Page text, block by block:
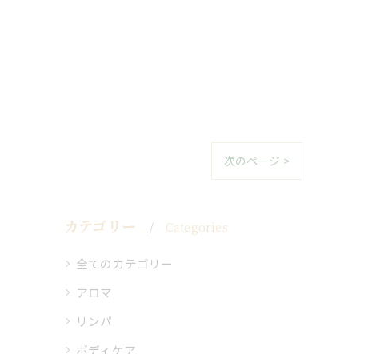
次のページ >
カテゴリー Categories
全てのカテゴリー
アロマ
リンパ
ボディケア